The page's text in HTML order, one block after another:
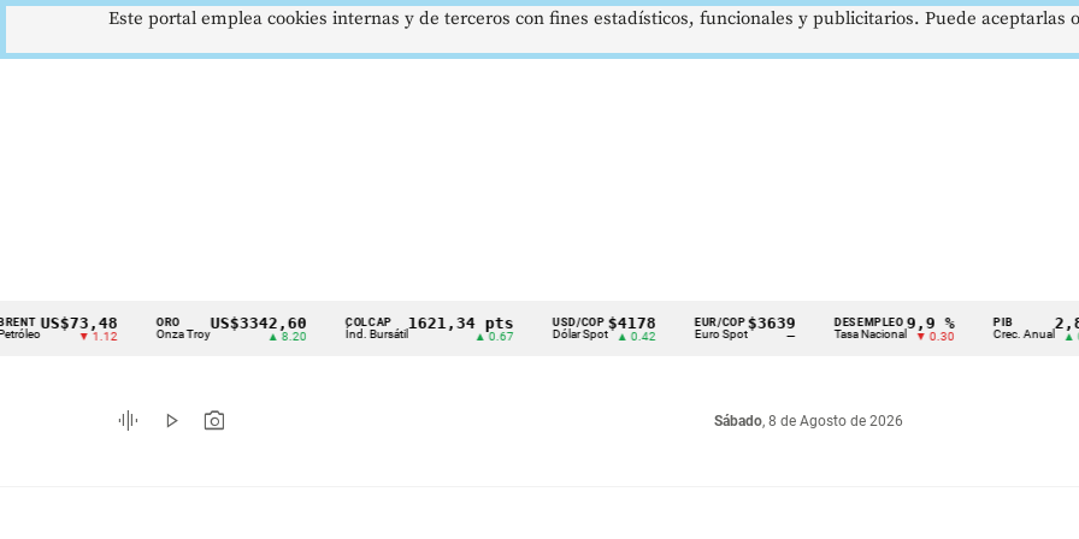
Cintillo
indicadores
económicos
▼ 1.12
ORO
Onza Troy
US$3342,60 COLCAP
Índ. Bursátil
1621,34 pts USD/COP
Dólar Spot
$4178
▲ 0.42
EUR/COP
Euro Spot
$3639
—
DESEMPLEO
Tasa Nacional
9,9 %
▼ 0.30
PIB
Crec. Anual
2,8 %
▲ 0.10
graphic_eq play_arrow photo_camera Sábado, 8 de Agosto de 2026
Este portal emplea cookies internas y de terceros con fines estadísticos, funcionales y publicitarios. Puede aceptarlas